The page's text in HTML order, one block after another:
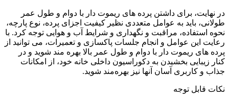
در نهایت، برای داشتن پرده های ریموت دار با دوام و طول عمر
طولانی، باید به عوامل متعددی نظیر کیفیت اجزای پرده، نوع پارچه،
نحوه استفاده، مراقبت و نگهداری و شرایط آب و هوایی توجه کرد. با
رعایت این عوامل و انجام جلسات پاکسازی و تعمیرات، می توانید از
پرده های ریموت دار با دوام و طول عمر بالا بهره مند شوید و در
کنار زیبایی بخشیدن به دکوراسیون داخلی خانه خود، از امکانات
جذاب و کاربری آسان آنها نیز بهره‌مند شوید.
نکات قابل توجه